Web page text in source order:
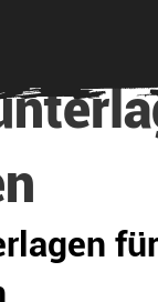
für